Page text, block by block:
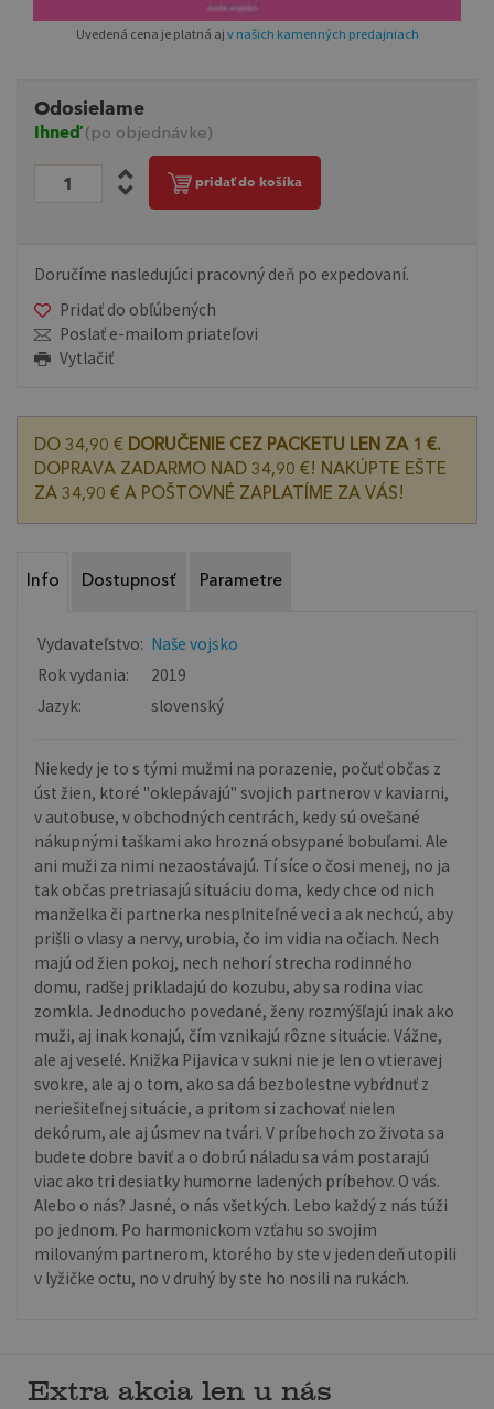
Uvedená cena je platná aj v našich kamenných predajniach
Odosielame
Ihneď(po objednávke)
pridať do košíka
Doručíme nasledujúci pracovný deň po expedovaní.
Pridať do obľúbených
Poslať e-mailom priateľovi
Vytlačiť
DO 34,90 € DORUČENIE CEZ PACKETU LEN ZA 1 €.
DOPRAVA ZADARMO NAD 34,90 €! NAKÚPTE EŠTE
ZA 34,90 € A POŠTOVNÉ ZAPLATÍME ZA VÁS!
Info Dostupnosť Parametre
Vydavateľstvo: Naše vojsko
Rok vydania:
2019
Jazyk:
slovenský
Niekedy je to s tými mužmi na porazenie, počuť občas z
úst žien, ktoré "oklepávajú" svojich partnerov v kaviarni,
v autobuse, v obchodných centrách, kedy sú ovešané
nákupnými taškami ako hrozná obsypané bobuľami. Ale
ani muži za nimi nezaostávajú. Tí síce o čosi menej, no ja
tak občas pretriasajú situáciu doma, kedy chce od nich
manželka či partnerka nesplniteľné veci a ak nechcú, aby
prišli o vlasy a nervy, urobia, čo im vidia na očiach. Nech
majú od žien pokoj, nech nehorí strecha rodinného
domu, radšej prikladajú do kozubu, aby sa rodina viac
zomkla. Jednoducho povedané, ženy rozmýšľajú inak ako
muži, aj inak konajú, čím vznikajú rôzne situácie. Vážne,
ale aj veselé. Knižka Pijavica v sukni nie je len o vtieravej
svokre, ale aj o tom, ako sa dá bezbolestne vybŕdnuť z
neriešiteľnej situácie, a pritom si zachovať nielen
dekórum, ale aj úsmev na tvári. V príbehoch zo života sa
budete dobre baviť a o dobrú náladu sa vám postarajú
viac ako tri desiatky humorne ladených príbehov. O vás.
Alebo o nás? Jasné, o nás všetkých. Lebo každý z nás túži
po jednom. Po harmonickom vzťahu so svojim
milovaným partnerom, ktorého by ste v jeden deň utopili
v lyžičke octu, no v druhý by ste ho nosili na rukách.
Extra akcia len u nás